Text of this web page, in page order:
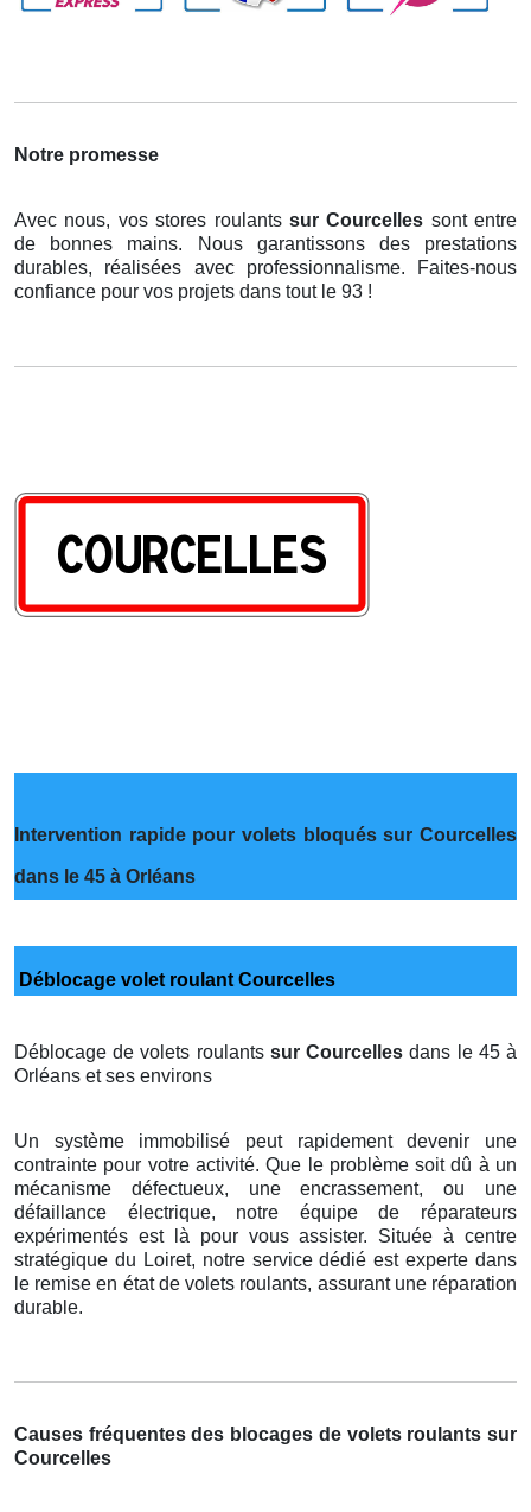
Notre promesse
Avec nous, vos stores roulants sur Courcelles sont entre
de bonnes mains. Nous garantissons des prestations
durables, réalisées avec professionnalisme. Faites-nous
confiance pour vos projets dans tout le 93 !
Intervention rapide pour volets bloqués sur Courcelles
dans le 45 à Orléans
Déblocage volet roulant Courcelles
Déblocage de volets roulants sur Courcellesdans le 45 à
Orléans et ses environs
Un système immobilisé peut rapidement devenir une
contrainte pour votre activité. Que le problème soit dû à un
mécanisme défectueux, une encrassement, ou une
défaillance électrique, notre équipe de réparateurs
expérimentés est là pour vous assister. Située à centre
stratégique du Loiret, notre service dédié est experte dans
le remise en état de volets roulants, assurant une réparation
durable.
Causes fréquentes des blocages de volets roulants sur
Courcelles